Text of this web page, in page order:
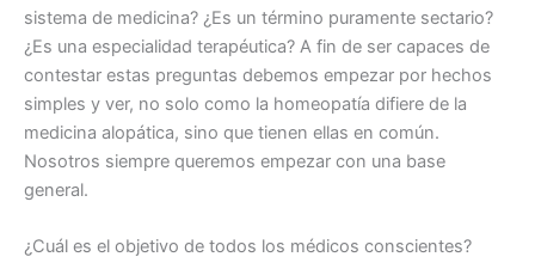
sistema de medicina? ¿Es un término puramente sectario?
¿Es una especialidad terapéutica? A fin de ser capaces de
contestar estas preguntas debemos empezar por hechos
simples y ver, no solo como la homeopatía difiere de la
medicina alopática, sino que tienen ellas en común.
Nosotros siempre queremos empezar con una base
general.
¿Cuál es el objetivo de todos los médicos conscientes?